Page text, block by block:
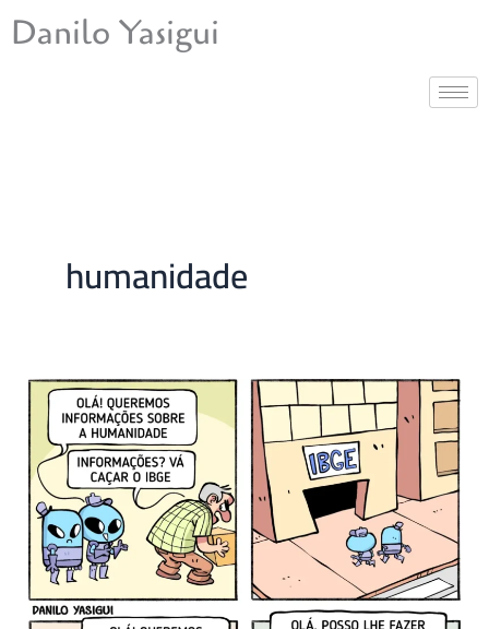
para
Danilo Yasigui
humanidade